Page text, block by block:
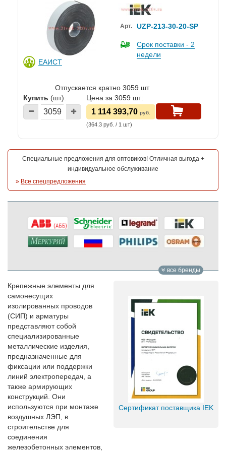
ЕАИСТ
Арт. UZP-213-30-20-SP
Срок поставки - 2
недели
Отпускается кратно 3059 шт
Купить (шт): Цена за 3059 шт:
1 114 393,70 руб.
(364.3 руб. / 1 шт)
Специальные предложения для оптовиков! Отличная выгода +
индивидуальное обслуживание
» Все спецпредложения
все бренды
Сертификат поставщика IEK
Крепежные элементы для
самонесущих
изолированных проводов
(СИП) и арматуры
представляют собой
специализированные
металлические изделия,
предназначенные для
фиксации или поддержки
линий электропередач, а
также армирующих
конструкций. Они
используются при монтаже
воздушных ЛЭП, в
строительстве для
соединения
железобетонных элементов,